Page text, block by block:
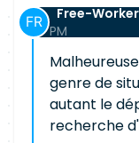
Free-
PM
genre de
autant le
recherche